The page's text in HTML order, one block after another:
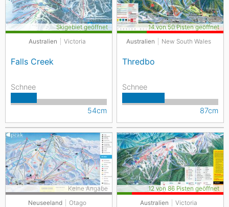
Australien Victoria
Falls Creek
Skigebiet geöffnet
Schnee
54cm
Australien New South Wales
Thredbo
14 von 50 Pisten geöffnet
Schnee
87cm
Neuseeland Otago
Keine Angabe
Australien Victoria
12 von 86 Pisten geöffnet